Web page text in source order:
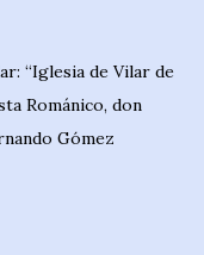
“Iglesia de Vilar de
Románico, don
Gómez